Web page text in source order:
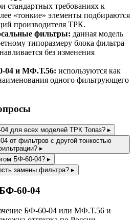
стандартных требованиях к
«тонкие» элементы подбираются
производителя ТРК.
фильтры: данная модель
типоразмеру блока фильтра
без изменения
04 и МФ.Т.56: используются как
одного фильтрующего
для всех моделей ТРК Топаз? ▸
от фильтров с другой тонкостью
▸
БФ-60-04? ▸
замены фильтра? ▸
60-04
БФ-60-04 или МФ.Т.56 и